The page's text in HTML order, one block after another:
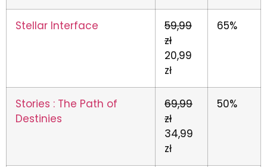
Stellar Interface
59,99
zł
20,99
zł
65%
Stories : The Path of
Destinies
69,99
zł
34,99
zł
50%